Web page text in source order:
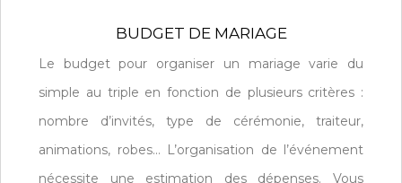
BUDGET DE MARIAGE
Le budget pour organiser un mariage varie du
simple au triple en fonction de plusieurs critères :
nombre d’invités, type de cérémonie, traiteur,
animations, robes… L’organisation de l’événement
nécessite une estimation des dépenses. Vous